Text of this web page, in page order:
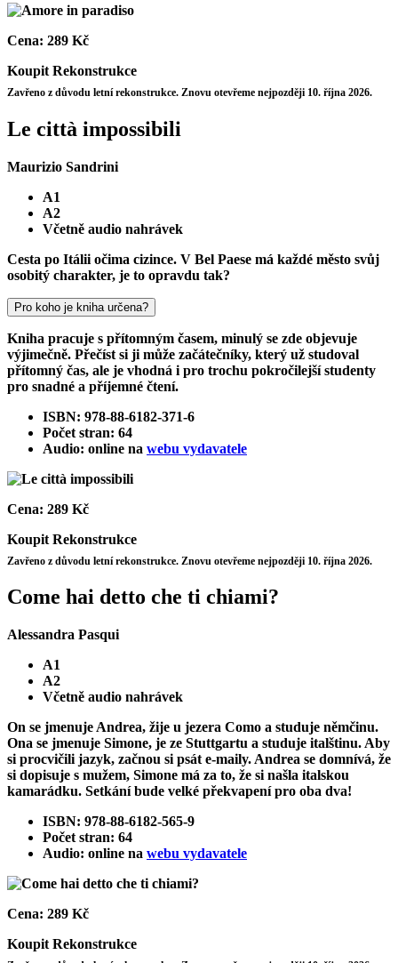
Cena: 289 Kč
Koupit Rekonstrukce
Zavřeno z důvodu letní rekonstrukce. Znovu otevřeme nejpozději 10. října 2026.
Le città impossibili
Maurizio Sandrini
A1
A2
Včetně audio nahrávek
Cesta po Itálii očima cizince. V Bel Paese má každé město svůj
osobitý charakter, je to opravdu tak?
Pro koho je kniha určena?
Kniha pracuje s přítomným časem, minulý se zde objevuje
výjimečně. Přečíst si ji může začátečníky, který už studoval
přítomný čas, ale je vhodná i pro trochu pokročilejší studenty
pro snadné a příjemné čtení.
ISBN: 978-88-6182-371-6
Počet stran: 64
Audio: online na webu vydavatele
Cena: 289 Kč
Koupit Rekonstrukce
Zavřeno z důvodu letní rekonstrukce. Znovu otevřeme nejpozději 10. října 2026.
Come hai detto che ti chiami?
Alessandra Pasqui
A1
A2
Včetně audio nahrávek
On se jmenuje Andrea, žije u jezera Como a studuje němčinu.
Ona se jmenuje Simone, je ze Stuttgartu a studuje italštinu. Aby
si procvičili jazyk, začnou si psát e-maily. Andrea se domnívá, že
si dopisuje s mužem, Simone má za to, že si našla italskou
kamarádku. Setkání bude velké překvapení pro oba dva!
ISBN: 978-88-6182-565-9
Počet stran: 64
Audio: online na webu vydavatele
Cena: 289 Kč
Koupit Rekonstrukce